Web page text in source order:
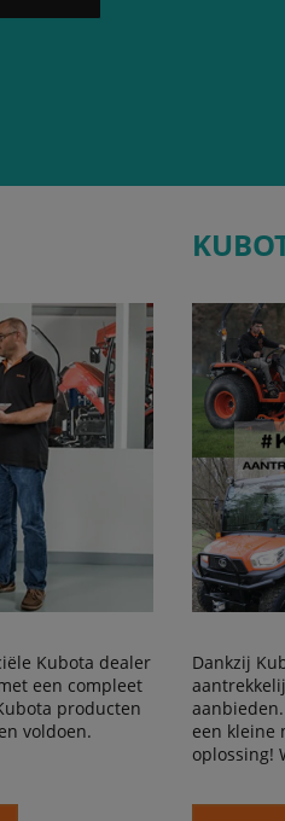
Kubota dealer
een compleet
producten
voldoen.
Dankzij
een kleine
oplossing!